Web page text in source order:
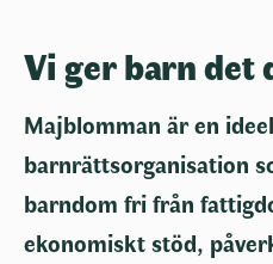
Vi ger barn
Majblomman är en
barnrättsorganisation
barndom fri från
ekonomiskt stöd,